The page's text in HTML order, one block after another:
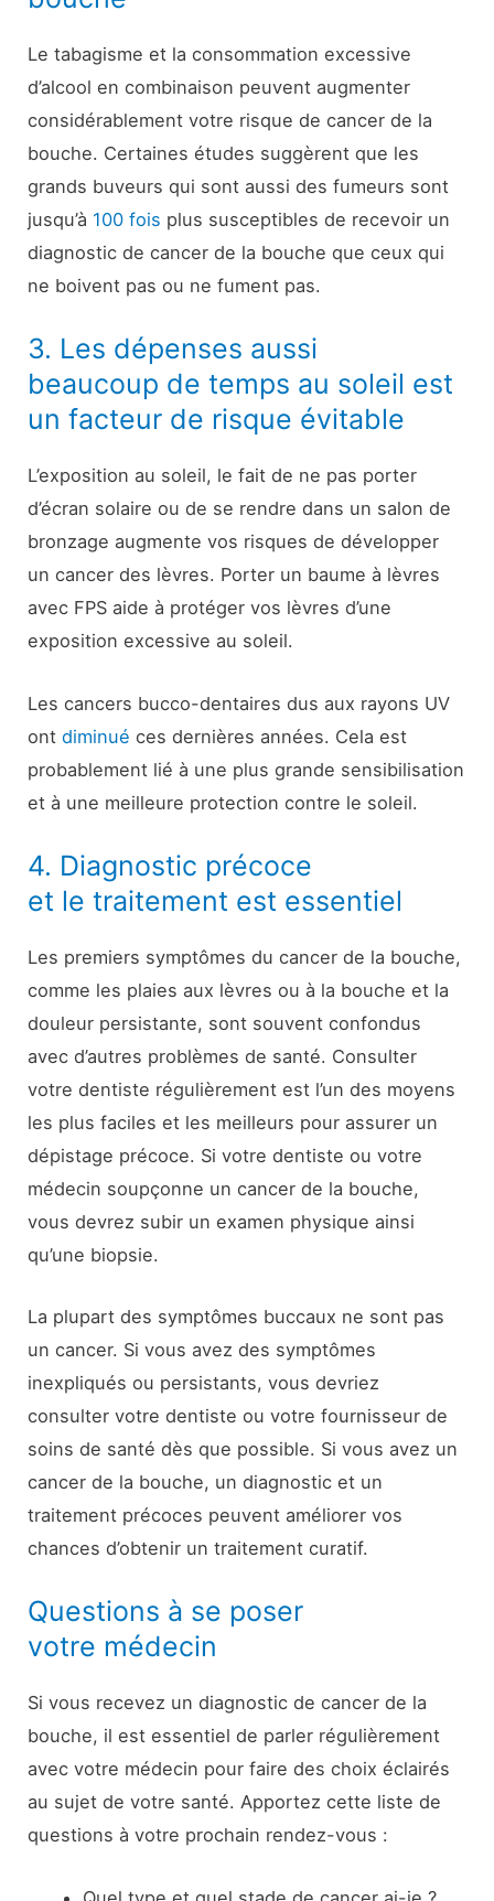
Le tabagisme et la consommation excessive
d’alcool en combinaison peuvent augmenter
considérablement votre risque de cancer de la
bouche. Certaines études suggèrent que les
grands buveurs qui sont aussi des fumeurs sont
jusqu’à 100 fois plus susceptibles de recevoir un
diagnostic de cancer de la bouche que ceux qui
ne boivent pas ou ne fument pas.
3. Les dépenses aussi
beaucoup de temps au soleil est
un facteur de risque évitable
L’exposition au soleil, le fait de ne pas porter
d’écran solaire ou de se rendre dans un salon de
bronzage augmente vos risques de développer
un cancer des lèvres. Porter un baume à lèvres
avec FPS aide à protéger vos lèvres d’une
exposition excessive au soleil.
Les cancers bucco-dentaires dus aux rayons UV
ontdiminué ces dernières années. Cela est
probablement lié à une plus grande sensibilisation
et à une meilleure protection contre le soleil.
4. Diagnostic précoce
et le traitement est essentiel
Les premiers symptômes du cancer de la bouche,
comme les plaies aux lèvres ou à la bouche et la
douleur persistante, sont souvent confondus
avec d’autres problèmes de santé. Consulter
votre dentiste régulièrement est l’un des moyens
les plus faciles et les meilleurs pour assurer un
dépistage précoce. Si votre dentiste ou votre
médecin soupçonne un cancer de la bouche,
vous devrez subir un examen physique ainsi
qu’une biopsie.
La plupart des symptômes buccaux ne sont pas
un cancer. Si vous avez des symptômes
inexpliqués ou persistants, vous devriez
consulter votre dentiste ou votre fournisseur de
soins de santé dès que possible. Si vous avez un
cancer de la bouche, un diagnostic et un
traitement précoces peuvent améliorer vos
chances d’obtenir un traitement curatif.
Questions à se poser
votre médecin
Si vous recevez un diagnostic de cancer de la
bouche, il est essentiel de parler régulièrement
avec votre médecin pour faire des choix éclairés
au sujet de votre santé. Apportez cette liste de
questions à votre prochain rendez-vous :